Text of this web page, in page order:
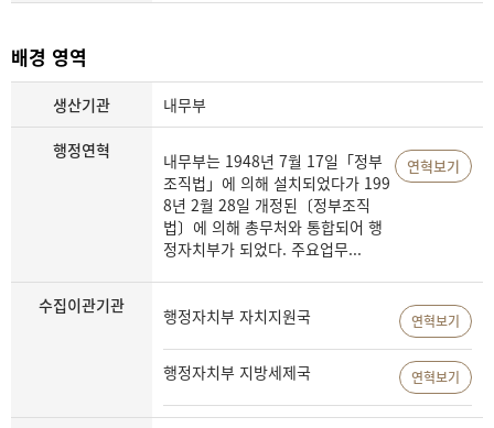
배경 영역
생산기관 내무부
행정연혁
내무부는 1948년 7월 17일「정부
조직법」에 의해 설치되었다가 199
8년 2월 28일 개정된〔정부조직
법〕에 의해 총무처와 통합되어 행
정자치부가 되었다. 주요업무...
연혁보기
수집이관기관 행정자치부 자치지원국 연혁보기
행정자치부 지방세제국 연혁보기